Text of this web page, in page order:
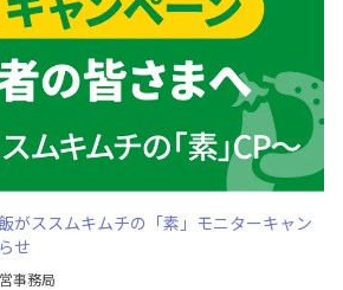
がススムキムチの「素」モニターキャン
せ
事務局